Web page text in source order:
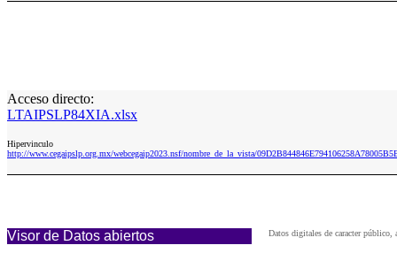
Acceso directo:
LTAIPSLP84XIA.xlsx
Hipervinculo
http://www.cegaipslp.org.mx/webcegaip2023.nsf/nombre_de_la_vista/
Visor de Datos abiertos Datos digitales de caracter